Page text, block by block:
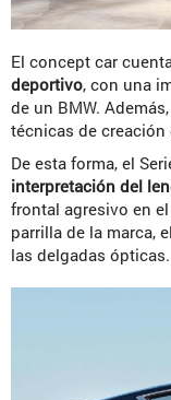
El concept car
deportivo, con una
de un BMW.
técnicas de creación
De esta forma, el
interpretación del
frontal agresivo en
parrilla de la marca,
las delgadas ópticas.